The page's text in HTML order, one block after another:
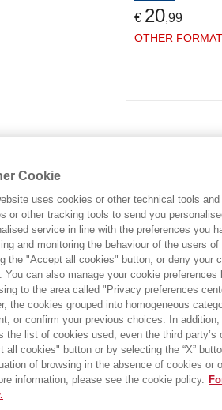
€ 20,99
OTHER
US
Cookie
uses cookies or other technical tools
or other tracking tools to send you
service in line with the preferences you
and monitoring the behaviour of the users
the "Accept all cookies" button, or deny your
You can also manage your cookie
to the area called "Privacy preferences
the cookies grouped into homogeneous
or confirm your previous choices. In
the list of cookies used, even the third
all cookies" button or by selecting the “X”
of browsing in the absence of cookies or
information, please see the cookie policy.